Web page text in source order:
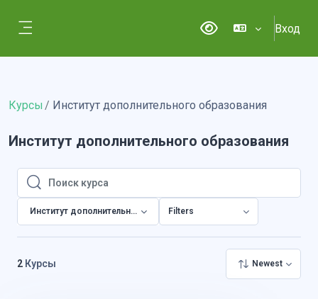
Версия для Вход
Курсы Институт дополнительного образования
Институт дополнительного образования
Поиск курса
Поиск курса
Институт дополнительного образования
Filters
2 Курсы Newest